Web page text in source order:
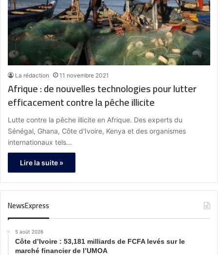
La rédaction 11 novembre 2021
Afrique : de nouvelles technologies pour lutter
efficacement contre la pêche illicite
Lutte contre la pêche illicite en Afrique. Des experts du
Sénégal, Ghana, Côte d'Ivoire, Kenya et des organismes
internationaux tels…
Lire la suite »
NewsExpress
5 août 2026
Côte d’Ivoire : 53,181 milliards de FCFA levés sur le
marché financier de l’UMOA